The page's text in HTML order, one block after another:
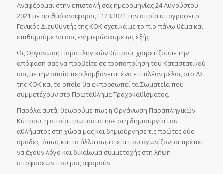
Αναφέρομαι στην επιστολή σας ημερομηνίας 24 Αυγούστου
2021 με αριθμό αναφοράς Ε123.2021 την οποία υπογράφει ο
Γενικός Διευθυντής της ΚΟΚ σχετικά με το πιο πάνω θέμα και
επιθυμούμε να σας ενημερώσουμε ως εξής:
Ως Οργάνωση Παραπληγικών Κύπρου, χαιρετίζουμε την
απόφαση σας να προβείτε σε τροποποίηση του Καταστατικού
σας με την οποία περιλαμβάνεται ένα επιπλέον μέλος στο ΔΣ
της ΚΟΚ και το οποίο θα εκπροσωπεί τα Σωματεία που
συμμετέχουν στο Πρωτάθλημα Τροχοκαθίσματος.
Παρόλα αυτά, θεωρούμε πως η Οργάνωση Παραπληγικών
Κύπρου, η οποία πρωτοστάτησε στη δημιουργία του
αθλήματος στη χώρα μας και δημιούργησε τις πρώτες δύο
ομάδες, όπως και τα άλλα σωματεία που αγωνίζονται πρέπει
να έχουν λόγο και δικαίωμα συμμετοχής στη λήψη
αποφάσεων που μας αφορούν.